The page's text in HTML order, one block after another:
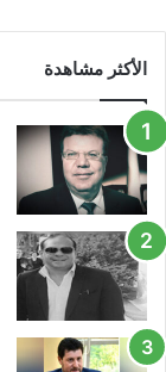
الأكثر مشاهدة